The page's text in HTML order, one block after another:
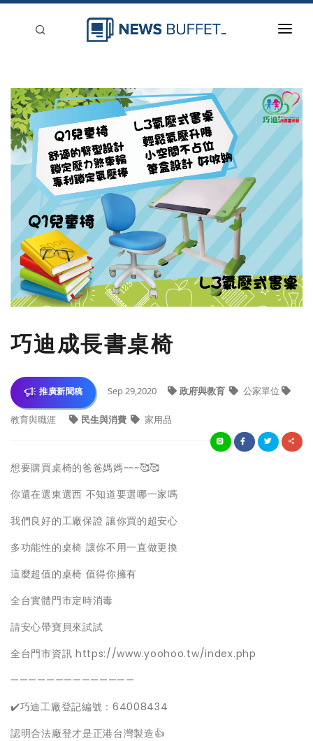
新聞稿分類
刊登
巧迪成長書桌椅
推廣新聞稿 Sep 29,2020 政府與教育 公家單位
教育與職涯 民生與消費 家用品
想要購買桌椅的爸爸媽媽~~~🥰🥰
你還在選東選西 不知道要選哪一家嗎
我們良好的工廠保證 讓你買的超安心
多功能性的桌椅 讓你不用一直做更換
這麼超值的桌椅 值得你擁有
全台實體門市定時消毒
請安心帶寶貝來試試
全台門市資訊 https://www.yoohoo.tw/index.php
——————————————
✔️巧迪工廠登記編號：64008434
認明合法廠登才是正港台灣製造👍